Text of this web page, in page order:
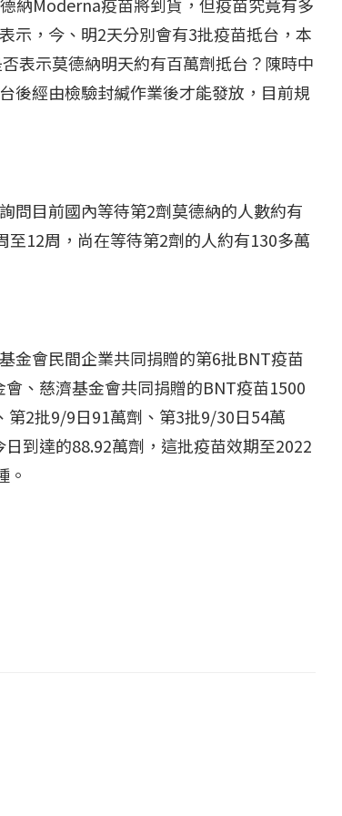
示，今、明2天分別會有3批疫苗抵台，本
表示莫德納明天約有百萬劑抵台？陳時中
後經由檢驗封緘作業後才能發放，目前規
問目前國內等待第2劑莫德納的人數約有
12周，尚在等待第2劑的人約有130多萬
金會民間企業共同捐贈的第6批BNT疫苗
、慈濟基金會共同捐贈的BNT疫苗1500
第2批9/9日91萬劑、第3批9/30日54萬
到達的88.92萬劑，這批疫苗效期至2022
。
【國際】路透：德...
2022 年 1 月 月 22 日